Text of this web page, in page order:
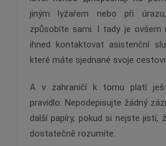
jiným lyžařem nebo při
způsobíte sami. I tady je ovšem
ihned kontaktovat asistenční
které máte sjednané svoje
A v zahraničí k tomu platí
pravidlo: Nepodepisujte žádný
další papíry, pokud si nejste jistí,
dostatečně rozumíte.